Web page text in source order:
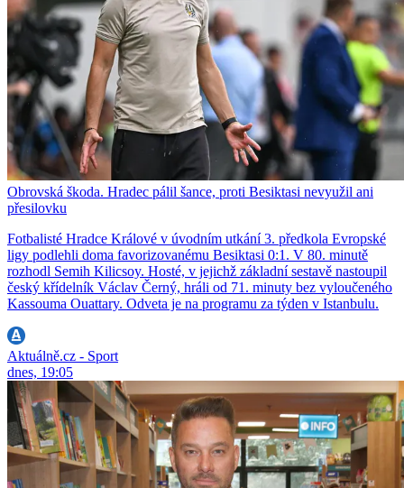
Obrovská škoda. Hradec pálil šance, proti Besiktasi nevyužil ani
přesilovku
Fotbalisté Hradce Králové v úvodním utkání 3. předkola Evropské
ligy podlehli doma favorizovanému Besiktasi 0:1. V 80. minutě
rozhodl Semih Kilicsoy. Hosté, v jejichž základní sestavě nastoupil
český křídelník Václav Černý, hráli od 71. minuty bez vyloučeného
Kassouma Ouattary. Odveta je na programu za týden v Istanbulu.
Aktuálně.cz - Sport
dnes, 19:05